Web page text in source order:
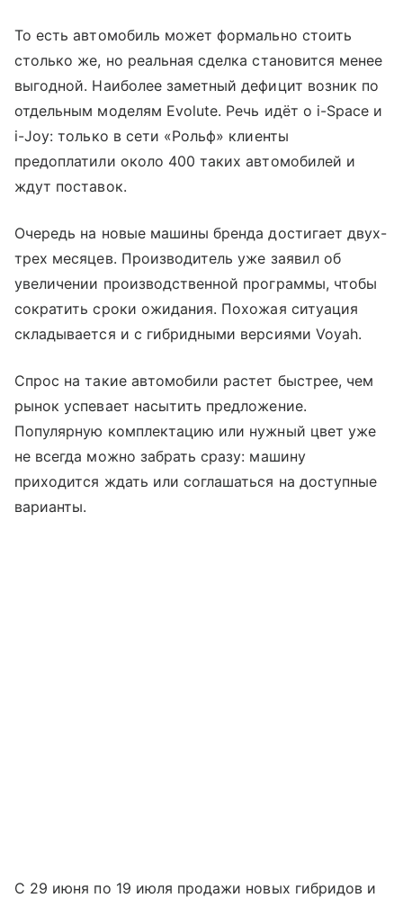
То есть автомобиль может формально стоить
столько же, но реальная сделка становится менее
выгодной. Наиболее заметный дефицит возник по
отдельным моделям Evolute. Речь идёт о i-Space и
i-Joy: только в сети «Рольф» клиенты
предоплатили около 400 таких автомобилей и
ждут поставок.
Очередь на новые машины бренда достигает двух-
трех месяцев. Производитель уже заявил об
увеличении производственной программы, чтобы
сократить сроки ожидания. Похожая ситуация
складывается и с гибридными версиями Voyah.
Спрос на такие автомобили растет быстрее, чем
рынок успевает насытить предложение.
Популярную комплектацию или нужный цвет уже
не всегда можно забрать сразу: машину
приходится ждать или соглашаться на доступные
варианты.
С 29 июня по 19 июля продажи новых гибридов и